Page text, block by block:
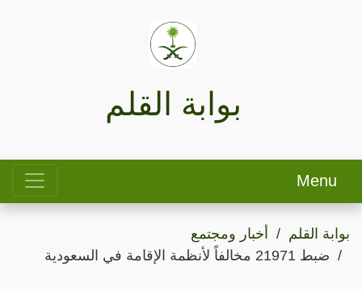
بوابة القلم
Menu
بوابة القلم
أخبار ومجتمع
ضبط 21971 مخالفاً لأنظمة الإقامة في السعودية